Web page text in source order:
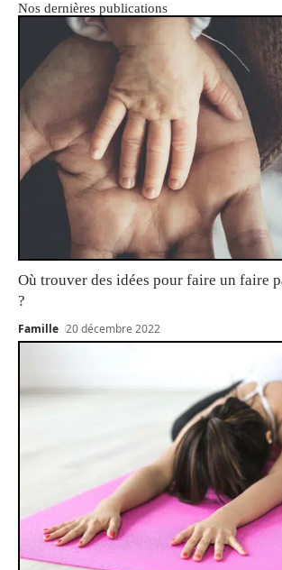
Nos dernières publications
Où trouver des idées pour faire un faire
?
Famille 20 décembre 2022